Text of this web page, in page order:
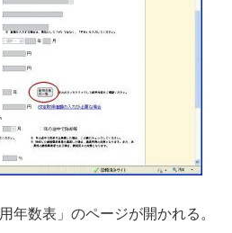
年数表」のページが開かれる。